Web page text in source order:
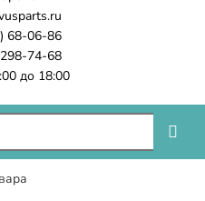
68-06-86
74-68
до 18:00